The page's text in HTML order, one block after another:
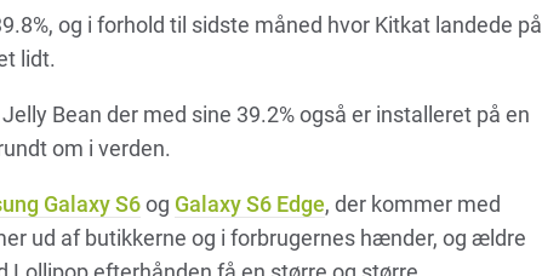
og i forhold til sidste måned hvor Kitkat landede på
lidt.
Bean der med sine 39.2% også er installeret på en
om i verden.
Galaxy S6og Galaxy S6 Edge, der kommer med
ud af butikkerne og i forbrugernes hænder, og ældre